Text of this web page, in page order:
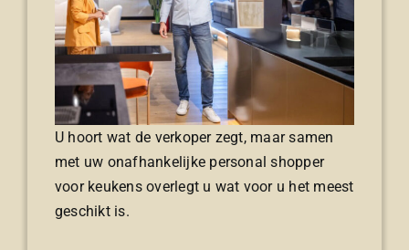
U hoort wat de verkoper zegt, maar samen
met uw onafhankelijke personal shopper
voor keukens overlegt u wat voor u het meest
geschikt is.